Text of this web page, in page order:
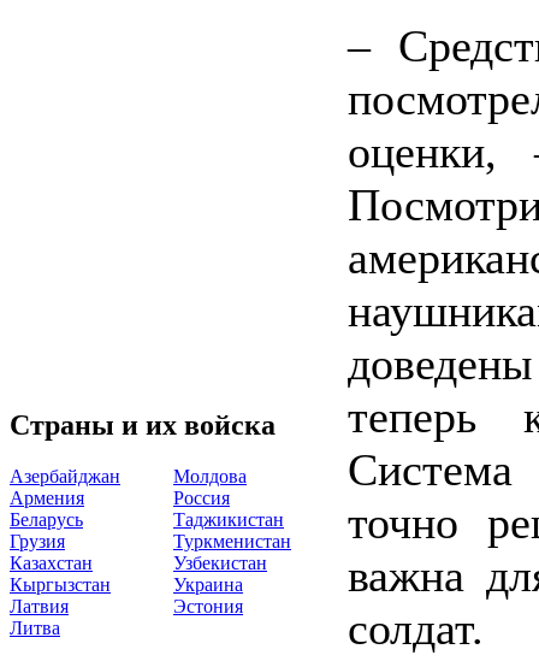
Страны и их войска
Азербайджан
Армения
Беларусь
Грузия
Казахстан
Кыргызстан
Латвия
Литва
Молдова
Россия
Таджикистан
Туркменистан
Узбекистан
Украина
Эстония
–
теперь
Система
точно
важна
солдат.